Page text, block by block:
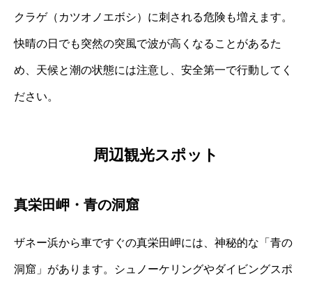
クラゲ（カツオノエボシ）に刺される危険も増えます。
快晴の日でも突然の突風で波が高くなることがあるた
め、天候と潮の状態には注意し、安全第一で行動してく
ださい。
周辺観光スポット
真栄田岬・青の洞窟
ザネー浜から車ですぐの真栄田岬には、神秘的な「青の
洞窟」があります。シュノーケリングやダイビングスポ